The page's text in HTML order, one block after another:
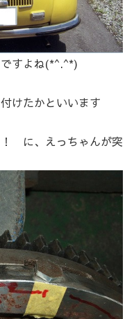
すよね(*^.^*)
けたかといいます
に、えっちゃんが突